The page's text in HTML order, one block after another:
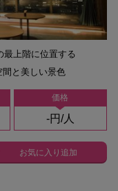
価格
-円/人
最上階に位置する
と美しい景色
お気に入り追加